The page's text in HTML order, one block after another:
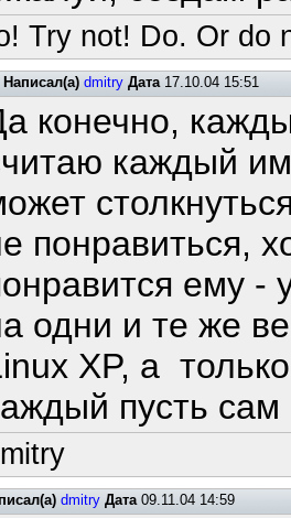
Try not! Do. Or do
Написал(а) dmitry Дата17.10.04 15:51
конечно,
каждый
понравиться,
ему -
одни и те же
XP, а
пусть сам
dmitry Дата09.11.04 14:59